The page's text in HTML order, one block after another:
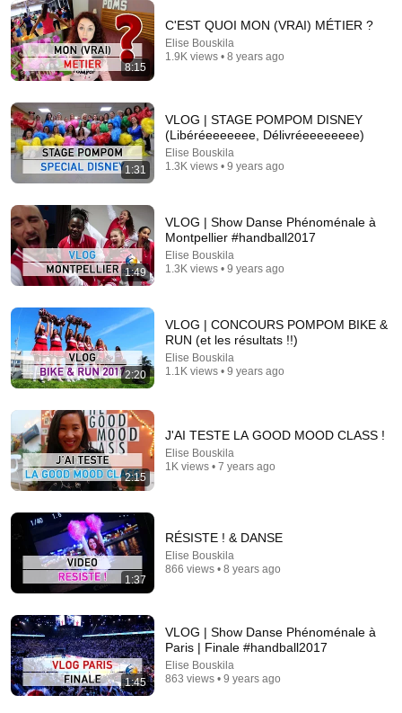
This Flash Mob Will Give You Chills (Started by One
Girl)
Evan Carmichael • 37M views
League Head-to-Head
Scripps Sports • 181K views
Overdramatic Animals That Will Make You Smile
8:15
C'EST QUOI MON (VRAI) MÉTIER ?
Elise Bouskila
1.9K views • 8 years ago
1:31
VLOG | STAGE POMPOM DISNEY
(Libéréeeeeeee, Délivréeeeeeeee)
Elise Bouskila
1.3K views • 9 years ago
1:49
VLOG | Show Danse Phénoménale à
Montpellier #handball2017
Elise Bouskila
1.3K views • 9 years ago
2:20
VLOG | CONCOURS POMPOM BIKE &
RUN (et les résultats !!)
Elise Bouskila
1.1K views • 9 years ago
2:15
J'AI TESTE LA GOOD MOOD CLASS !
Elise Bouskila
1K views • 7 years ago
1:37
RÉSISTE ! & DANSE
Elise Bouskila
866 views • 8 years ago
1:45
VLOG | Show Danse Phénoménale à
Paris | Finale #handball2017
Elise Bouskila
863 views • 9 years ago